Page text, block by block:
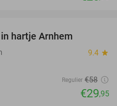
hartje Arnhem
9.4 star
Regulier €58
€29,95